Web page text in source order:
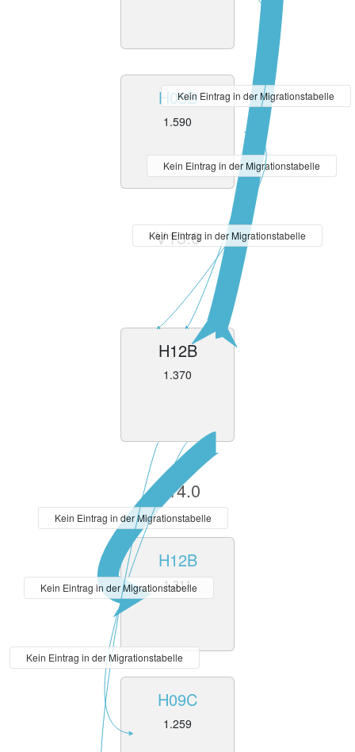
H05B
1.590
V13.0
H12B
1.370
V14.0
H12B
1.311
H09C
1.259
Kein Eintrag in der Migrationstabelle
Kein Eintrag in der Migrationstabelle
Kein Eintrag in der Migrationstabelle
Kein Eintrag in der Migrationstabelle
Kein Eintrag in der Migrationstabelle
Kein Eintrag in der Migrationstabelle